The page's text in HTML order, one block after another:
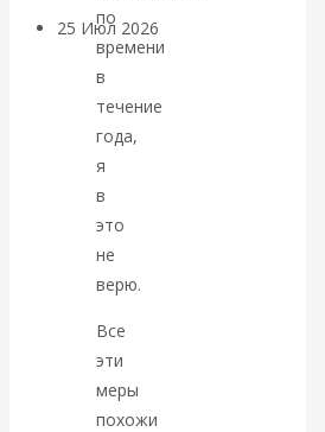
25 Июл 2026
интервью и беседы
«Об этом
молчат»:
экономист
Валентин
Катасонов
считает, что
по
времени
в
течение
года,
я
в
это
не
верю.
Все
эти
меры
похожи